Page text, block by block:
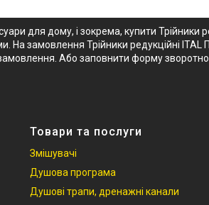
для дому, і зокрема, купити Трійники
замовлення Трійники редукційні
Або заповнити форму
Товари та послуги
Змішувачі
Душова програма
Душові трапи, дренажні канали